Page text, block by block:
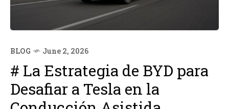
BLOG June 2, 2026
# La Estrategia de BYD para
Desafiar a Tesla en la